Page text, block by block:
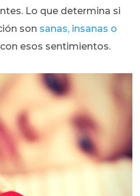
Lo que determina si
son sanas, insanas o
esos sentimientos.